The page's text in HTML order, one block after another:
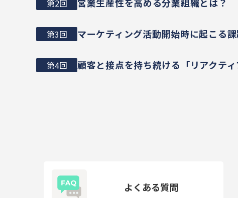
第2回
第3回 マーケティング活動開始時に起こる
第4回 顧客と接点を持ち続ける「リアクテ
よくある質問